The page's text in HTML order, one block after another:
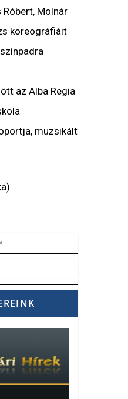
Molnár
koreográfiáit
az Alba Regia
muzsikált